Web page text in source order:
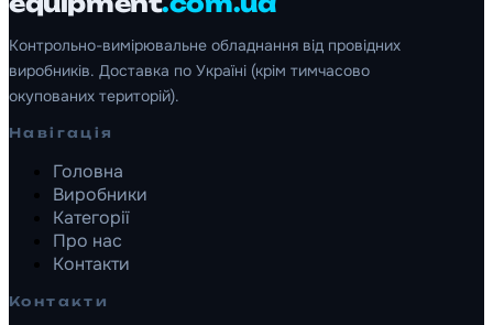
Контрольно-вимірювальне обладнання від провідних
виробників. Доставка по Україні (крім тимчасово
окупованих територій).
Навігація
Головна
Виробники
Категорії
Про нас
Контакти
Контакти